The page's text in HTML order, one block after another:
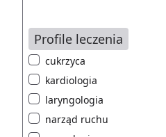
Profile leczenia
cukrzyca
kardiologia
laryngologia
narząd ruchu